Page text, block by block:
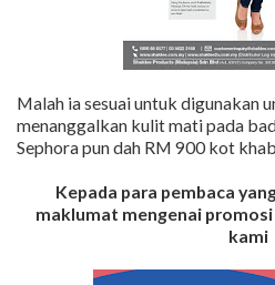
Malah ia sesuai untuk digunakan
menanggalkan kulit mati pada
Sephora pun dah RM 900 kot
Kepada para pembaca
maklumat mengenai
kami